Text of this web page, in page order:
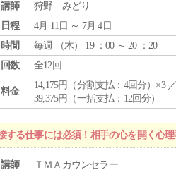
講師
狩野 みどり
日程
4月 11日 ～ 7月 4日
時間
毎週 （木） 19 ：00 ～ 20 ：20
回数
全12回
料金
14,175円（分割支払：4回分）×3
39,375円（一括支払：12回分）
る仕事には必須！相手の心を開く心理
講師
ＴＭＡカウンセラー